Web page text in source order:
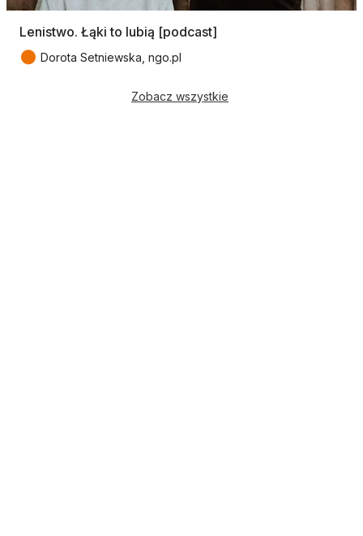
Lenistwo. Łąki to lubią [podcast]
● Dorota Setniewska, ngo.pl
Zobacz wszystkie